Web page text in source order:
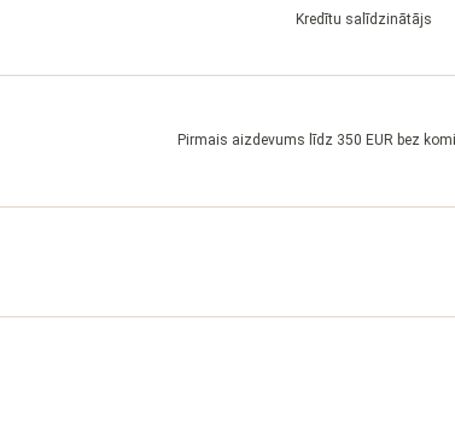
Kredītu salīdzinātājs
Pirmais aizdevums līdz 350 EUR bez